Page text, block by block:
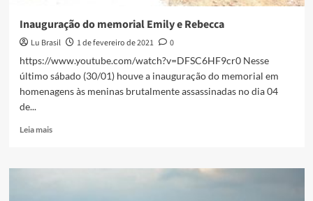
Inauguração do memorial Emily e Rebecca
Lu Brasil 1 de fevereiro de 2021
0
https://www.youtube.com/watch?v=DFSC6HF9cr0 Nesse
último sábado (30/01) houve a inauguração do memorial em
homenagens às meninas brutalmente assassinadas no dia 04
de...
Leia maisRead
Inauguração